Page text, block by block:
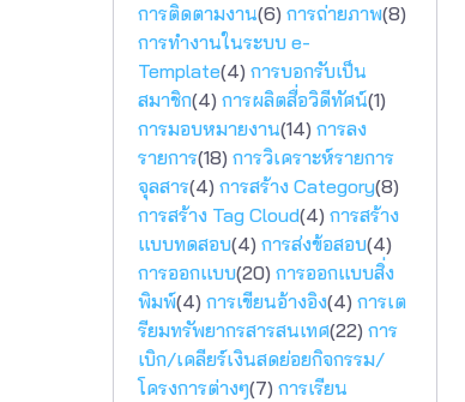
การติดตามงาน(6) การถ่ายภาพ(8)
การทำงานในระบบ e-
Template(4) การบอกรับเป็น
สมาชิก(4) การผลิตสื่อวิดีทัศน์(1)
การมอบหมายงาน(14) การลง
รายการ(18) การวิเคราะห์รายการ
จุลสาร(4) การสร้าง Category(8)
การสร้าง Tag Cloud(4) การสร้าง
แบบทดสอบ(4) การส่งข้อสอบ(4)
การออกแบบ(20) การออกแบบสิ่ง
พิมพ์(4) การเขียนอ้างอิง(4) การเต
รียมทรัพยากรสารสนเทศ(22) การ
เบิก/เคลียร์เงินสดย่อยกิจกรรม/
โครงการต่างๆ(7) การเรียน